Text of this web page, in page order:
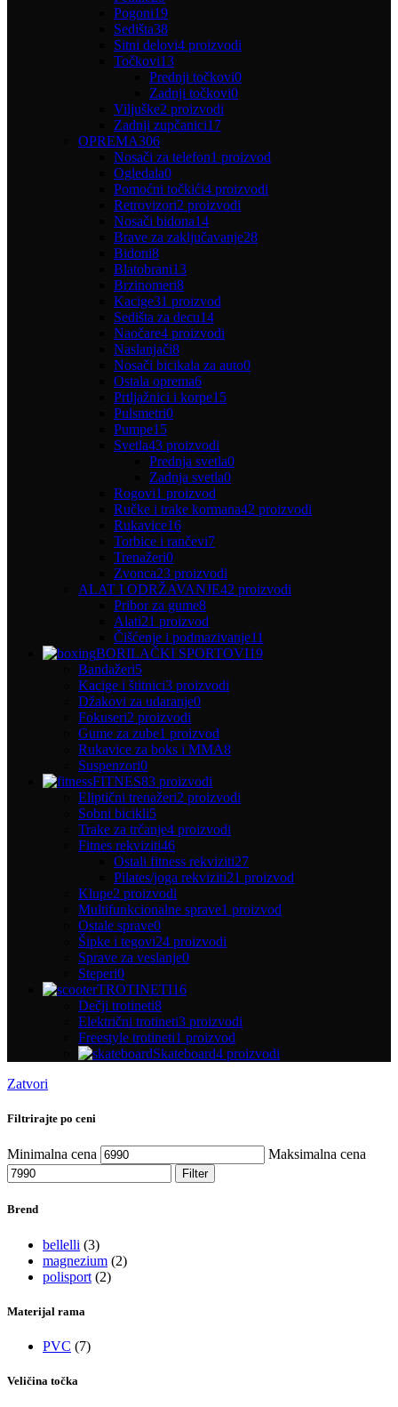
Pogoni19
Sedišta38
Sitni delovi4 proizvodi
Točkovi13
Prednji točkovi0
Zadnji točkovi0
Viljuške2 proizvodi
Zadnji zupčanici17
OPREMA306
Nosači za telefon1 proizvod
Ogledala0
Pomoćni točkići4 proizvodi
Retrovizori2 proizvodi
Nosači bidona14
Brave za zaključavanje28
Bidoni8
Blatobrani13
Brzinomeri8
Kacige31 proizvod
Sedišta za decu14
Naočare4 proizvodi
Naslanjači8
Nosači bicikala za auto0
Ostala oprema6
Prtljažnici i korpe15
Pulsmetri0
Pumpe15
Svetla43 proizvodi
Prednja svetla0
Zadnja svetla0
Rogovi1 proizvod
Ručke i trake kormana42 proizvodi
Rukavice16
Torbice i rančevi7
Trenažeri0
Zvonca23 proizvodi
ALAT I ODRŽAVANJE42 proizvodi
Pribor za gume8
Alati21 proizvod
Čišćenje i podmazivanje11
BORILAČKI SPORTOVI19
Bandažeri5
Kacige i štitnici3 proizvodi
Džakovi za udaranje0
Fokuseri2 proizvodi
Gume za zube1 proizvod
Rukavice za boks i MMA8
Suspenzori0
FITNES83 proizvodi
Eliptični trenažeri2 proizvodi
Sobni bicikli5
Trake za trčanje4 proizvodi
Fitnes rekviziti46
Ostali fitness rekviziti27
Pilates/joga rekviziti21 proizvod
Klupe2 proizvodi
Multifunkcionalne sprave1 proizvod
Ostale sprave0
Šipke i tegovi24 proizvodi
Sprave za veslanje0
Steperi0
TROTINETI16
Dečji trotineti8
Električni trotineti3 proizvodi
Freestyle trotineti1 proizvod
Skateboard4 proizvodi
Zatvori
Filtrirajte po ceni
Minimalna cena Maksimalna cena
Filter
Brend
bellelli (3)
magnezium (2)
polisport (2)
Materijal rama
PVC (7)
Veličina točka